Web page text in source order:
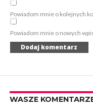
Powiadom mnie o kolejnych
Powiadom mnie o nowych
WASZE